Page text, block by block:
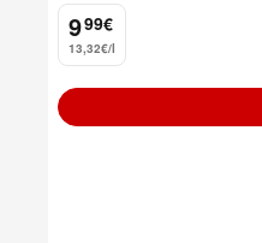
9
. 99€
13,32€/l